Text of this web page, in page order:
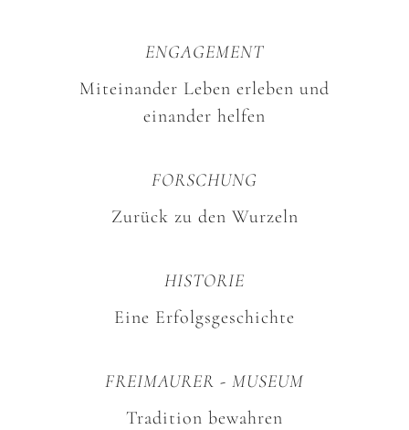
ENGAGEMENT
Miteinander Leben erleben und
einander helfen
FORSCHUNG
Zurück zu den Wurzeln
HISTORIE
Eine Erfolgsgeschichte
FREIMAURER - MUSEUM
Tradition bewahren